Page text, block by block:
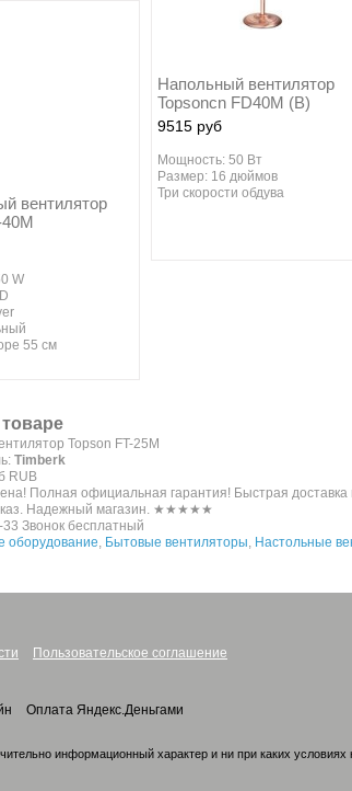
вентилятор
W
55 см
Напольный вентилятор
Topsoncn FD40M (B)
9515 руб
Мощность: 50 Вт
Размер: 16 дюймов
Три скорости обдува
Topson FT-25M
Timberk
RUB
Полная официальная гарантия! Быстрая доставка
Надежный магазин. ★★★★★
Звонок бесплатный
оборудование, Бытовые вентиляторы, Настольные
Пользовательское соглашение
Оплата Яндекс.Деньгами
информационный характер и ни при каких